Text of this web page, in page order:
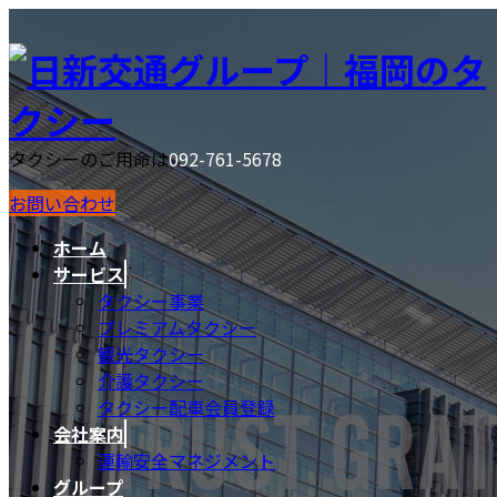
ン
テ
ン
ツ
へ
ス
キ
ッ
プ
ビ
ゲ
ー
シ
ョ
ン
に
移
動
タクシーのご用命は092-761-5678
お問い合わせ
ホーム
サービス
タクシー事業
プレミアムタクシー
観光タクシー
介護タクシー
タクシー配車会員登録
会社案内
運輸安全マネジメント
グループ